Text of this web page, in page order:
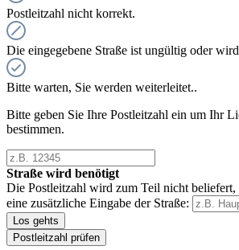
Postleitzahl nicht korrekt.
Die eingegebene Straße ist ungültig oder
Bitte warten, Sie werden weiterleitet..
Bitte geben Sie Ihre Postleitzahl ein um Ihr
bestimmen.
Straße wird benötigt
Die Postleitzahl wird zum Teil nicht
eine zusätzliche Eingabe der Straße:
Los gehts
Postleitzahl prüfen